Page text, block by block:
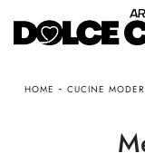
HOME - CUCINE